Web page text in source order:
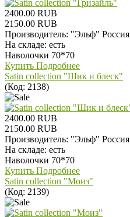
2400.00 RUB
2150.00 RUB
Производитель: "Эльф" Россия
На складе: есть
Наволочки 70*70
Купить Подробнее
Satin collection "Шик и блеск"
(Код: 2138)
2400.00 RUB
2150.00 RUB
Производитель: "Эльф" Россия
На складе: есть
Наволочки 70*70
Купить Подробнее
Satin collection "Моиз"
(Код: 2139)